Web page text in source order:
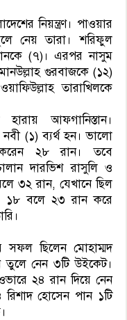
নিয়ন্ত্রণ। পাওয়ার
নেয় তারা। শরিফুল
(৭)। এরপর নাসুম
গুরবাজকে (১২)
তারাখিলকে
আফগানিস্তান।
(১) ব্যর্থ হন। ভালো
২৮ রান। তবে
দারভিশ রাসুলি ও
৩২ রান, যেখানে ছিল
১৮ বলে ২৩ রান করে
সফল ছিলেন মোহাম্মদ
তুলে নেন ৩টি উইকেট।
২৪ রান দিয়ে নেন
হোসেন পান ১টি